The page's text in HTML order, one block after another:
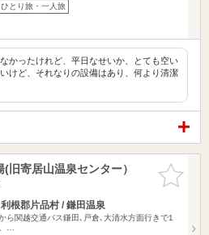
ひとり旅・一人旅
かったけれど、平日なせいか、とても空い
けど、それなりの設備はあり、何より清潔
お気に入
りに追加
旧寄居山温泉センター）
根郡片品村 / 鎌田温泉
ら関越交通バス鎌田､戸倉､大清水方面行きで1
…